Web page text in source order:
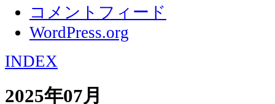
コメントフィード
WordPress.org
INDEX
2025年07月